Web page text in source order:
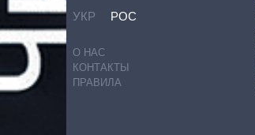
УКР РОС
О НАС
КОНТАКТЫ
ПРАВИЛА